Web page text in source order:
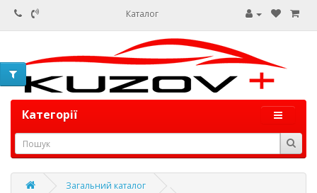
Каталог
Категорії
Загальний каталог